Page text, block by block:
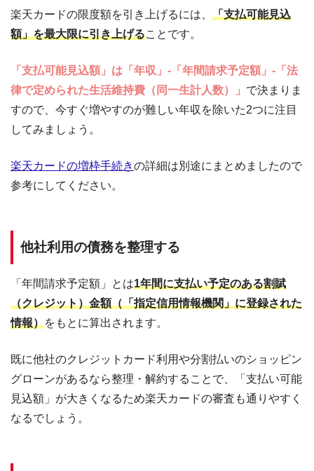
楽天カードの限度額を引き上げるには、 「支払可能見込
額」を最大限に引き上げることです。
「支払可能見込額」は「年収」-「年間請求予定額」-「法
律で定められた生活維持費（同一生計人数）」 で決まりま
すので、今すぐ増やすのが難しい年収を除いた2つに注目
してみましょう。
楽天カードの増枠手続きの詳細は別途にまとめましたので
参考にしてください。
他社利用の債務を整理する
「年間請求予定額」とは1年間に支払い予定のある割賦
（クレジット）金額（「指定信用情報機関」に登録された
情報）をもとに算出されます。
既に他社のクレジットカード利用や分割払いのショッピン
グローンがあるなら整理・解約することで、「支払い可能
見込額」が大きくなるため楽天カードの審査も通りやすく
なるでしょう。